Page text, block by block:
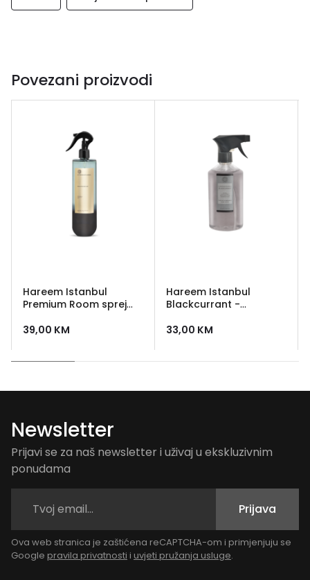
Povezani proizvodi
Hareem Istanbul
Premium Room sprej
osvježivač za prostor
39,00 KM
Hareem Istanbul
Blackcurrant -
500 ml
33,00 KM
Newsletter
Prijavi se za naš newsletter i uživaj u ekskluzivnim
ponudama
Prijava
Ova web stranica je zaštićena reCAPTCHA-om i primjenjuju se
Google pravila privatnosti i uvjeti pružanja usluge.